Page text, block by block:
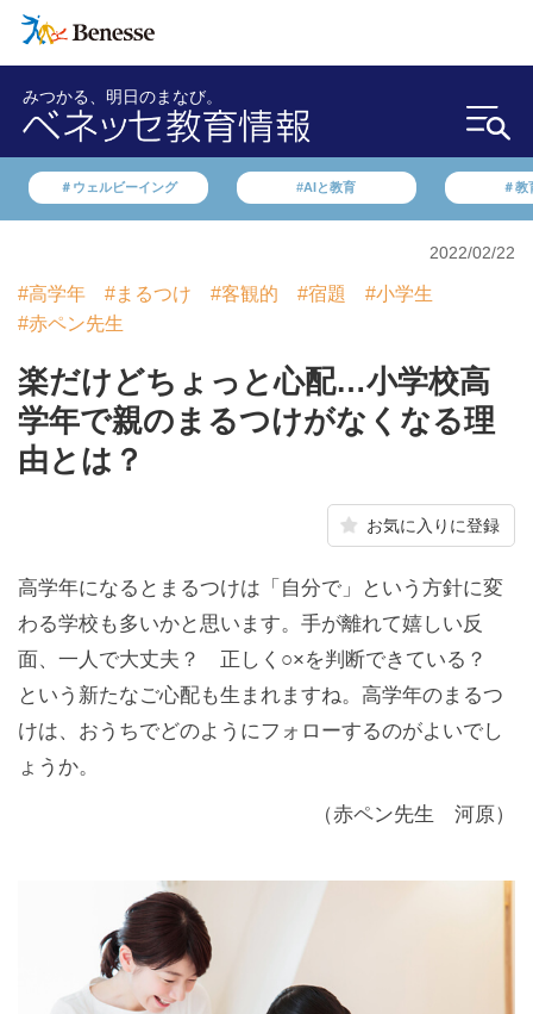
みつかる、明日のまなび。
＃ウェルビーイング #AIと教育 ＃教
2022/02/22
#高学年 #まるつけ #客観的 #宿題
#小学生
#赤ペン先生
楽だけどちょっと心配…小学校高
学年で親のまるつけがなくなる理
由とは？
お気に入りに登録
高学年になるとまるつけは「自分で」という方針に変
わる学校も多いかと思います。手が離れて嬉しい反
面、一人で大丈夫？ 正しく○×を判断できている？
という新たなご心配も生まれますね。高学年のまるつ
けは、おうちでどのようにフォローするのがよいでし
ょうか。
（赤ペン先生 河原）